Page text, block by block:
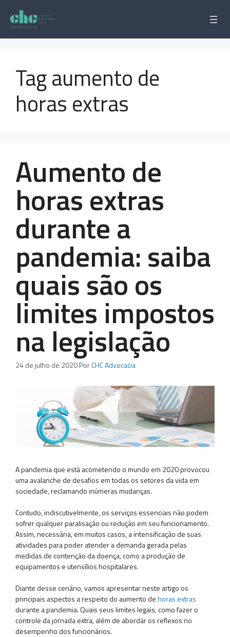
para
conteúdo
Tag aumento de
horas extras
Aumento de
horas extras
durante a
pandemia: saiba
quais são os
limites impostos
na legislação
24 de julho de 2020PorCHC Advocacia
A pandemia que está acometendo o mundo em 2020 provocou
uma avalanche de desafios em todas os setores da vida em
sociedade, reclamando inúmeras mudanças.
Contudo, indiscutivelmente, os serviços essenciais não podem
sofrer qualquer paralisação ou redução em seu funcionamento.
Assim, necessária, em muitos casos, a intensificação de suas
atividades para poder atender a demanda gerada pelas
medidas de contenção da doença, como a produção de
equipamentos e utensílios hospitalares.
Diante desse cenário, vamos apresentar neste artigo os
principais aspectos a respeito do aumento dehoras extras
durante a pandemia. Quais seus limites legais, como fazer o
controle da jornada extra, além de abordar os reflexos no
desempenho dos funcionários.